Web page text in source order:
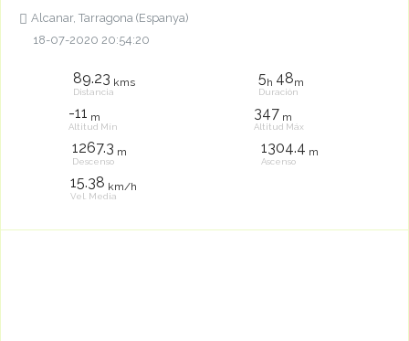
Alcanar, Tarragona (Espanya)
18-07-2020 20:54:20
89.23 kms
Distancia
5h 48m
Duración
-11 m
Altitud Mín
347 m
Altitud Máx
1267.3 m
Descenso
1304.4 m
Ascenso
15.38 km/h
Vel. Media